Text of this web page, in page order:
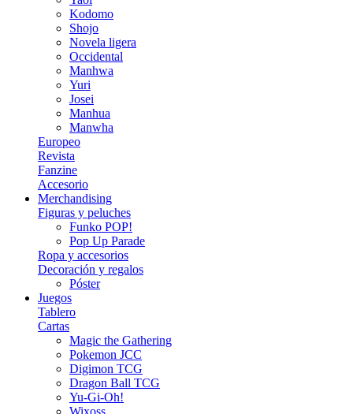
Kodomo
Shojo
Novela ligera
Occidental
Manhwa
Yuri
Josei
Manhua
Manwha
Europeo
Revista
Fanzine
Accesorio
Merchandising
Figuras y peluches
Funko POP!
Pop Up Parade
Ropa y accesorios
Decoración y regalos
Póster
Juegos
Tablero
Cartas
Magic the Gathering
Pokemon JCC
Digimon TCG
Dragon Ball TCG
Yu-Gi-Oh!
Wixoss